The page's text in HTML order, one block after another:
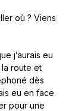
où ? Viens
j’aurais eu
route et
dès
eu en face
pour une